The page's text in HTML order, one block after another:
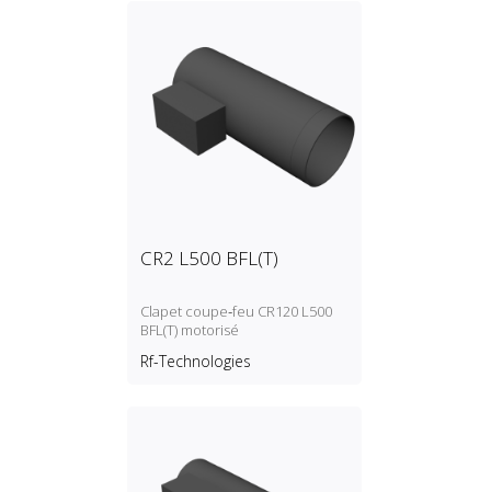
CR2 L500 BFL(T)
Clapet coupe‑feu CR120 L500
BFL(T) motorisé
Rf-Technologies